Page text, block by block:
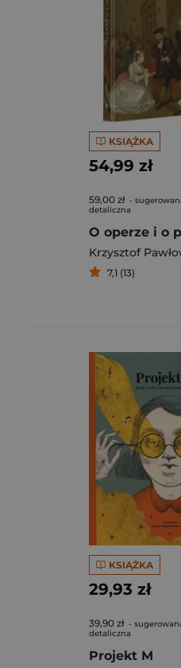
KSIĄŻKA
54,99 zł
59,00 zł -
detaliczna
O operze i o
Krzysztof
7,1 (13)
KSIĄŻKA
29,93 zł
39,90 zł -
detaliczna
Projekt M